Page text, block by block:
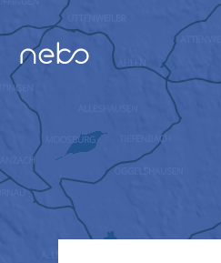
KABINET
MAPA MĚSTA